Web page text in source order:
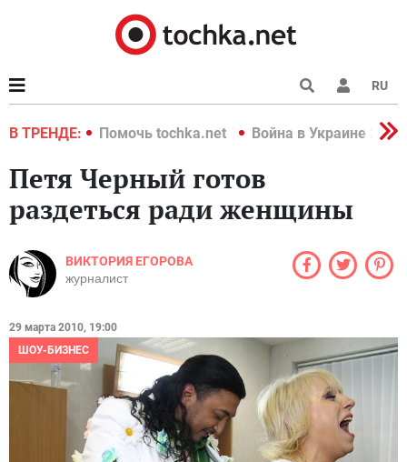
RU
В ТРЕНДЕ:
2022 Помочь tochka.net Война в Украине 2022
Петя Черный готов
раздеться ради женщины
ВИКТОРИЯ ЕГОРОВА
журналист
29 марта 2010, 19:00
ШОУ-БИЗНЕС